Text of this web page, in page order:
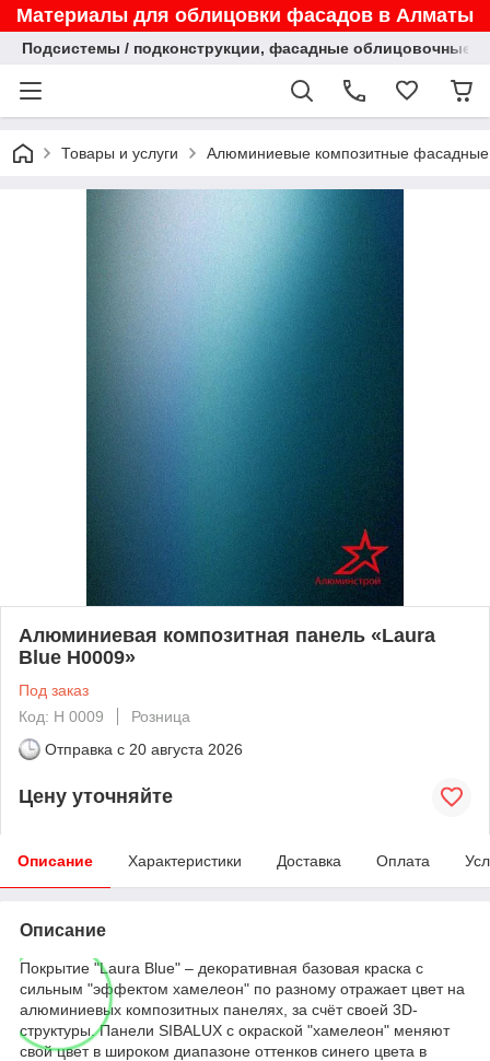
Материалы для облицовки фасадов в Алматы
Подсистемы / подконструкции, фасадные облицовочные
Товары и услуги Алюминиевые композитные
Алюминиевая композитная панель «Laura
Blue H0009»
Под заказ
Код: H 0009
Розница
Отправка с 20 августа 2026
Цену уточняйте
Описание Характеристики Доставка Оплата
Описание
Покрытие "Laura Blue" – декоративная базовая краска с
сильным "эффектом хамелеон" по разному отражает цвет на
алюминиевых композитных панелях, за счёт своей 3D-
структуры. Панели SIBALUX с окраской "хамелеон" меняют
свой цвет в широком диапазоне оттенков синего цвета в